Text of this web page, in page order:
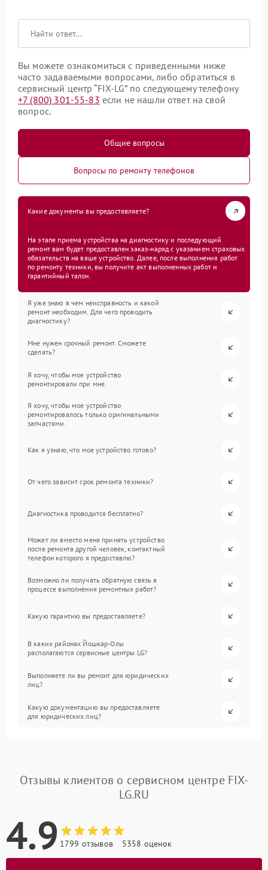
Вы можете ознакомиться с приведенными ниже
часто задаваемыми вопросами, либо обратиться в
сервисный центр “FIX-LG” по следующему телефону
+7 (800) 301-55-83 если не нашли ответ на свой
вопрос.
Общие вопросы
Вопросы по ремонту телефонов
Какие документы вы предоставляете?
На этапе приема устройства на диагностику и последующий
ремонт вам будет предоставлен заказ-наряд с указанием страховых
обязательств на ваше устройство. Далее, после выполнения работ
по ремонту техники, вы получите акт выполненных работ и
гарантийный талон.
Я уже знаю в чем неисправность и какой
ремонт необходим. Для чего проводить
диагностику?
Мне нужен срочный ремонт. Сможете
сделать?
Я хочу, чтобы мое устройство
ремонтировали при мне.
Я хочу, чтобы мое устройство
ремонтировалось только оригинальными
запчастями.
Как я узнаю, что мое устройство готово?
От чего зависит срок ремонта техники?
Диагностика проводится бесплатно?
Может ли вместо меня принять устройство
после ремонта другой человек, контактный
телефон которого я предоставлю?
Возможно ли получать обратную связь в
процессе выполнения ремонтных работ?
Какую гарантию вы предоставляете?
В каких районах Йошкар-Олы
располагаются сервисные центры LG?
Выполняете ли вы ремонт для юридических
лиц?
Какую документацию вы предоставляете
для юридических лиц?
Отзывы клиентов о сервисном центре FIX-
LG.RU
4.9 1799 отзывов 5358 оценок